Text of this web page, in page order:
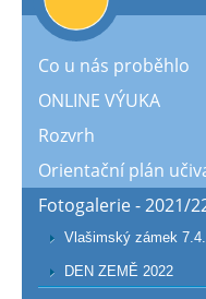
Co u nás proběhlo
ONLINE VÝUKA
Rozvrh
Orientační plán
Fotogalerie - 2021/
Vlašimský zámek
DEN ZEMĚ 2022